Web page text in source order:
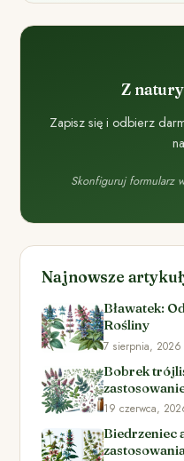
Z
Zapisz się i odbierz
Skonfiguruj formularz
Najnowsze
Bławatek:
Rośliny
7 sierpnia, 2026
Bobrek
19 czerwca,
Biedrzeniec